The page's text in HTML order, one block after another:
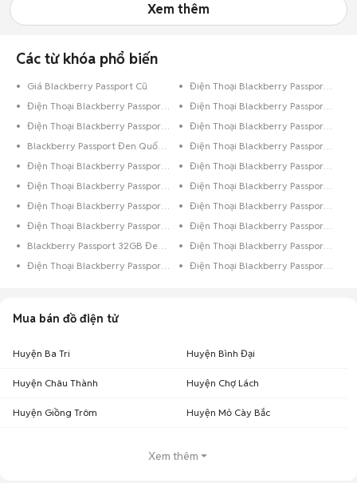
Xem thêm
Các từ khóa phổ biến
Giá Blackberry Passport Cũ
Điện Thoại Blackberry Passport Vàng
Điện Thoại Blackberry Passport Trên 256GB Trắng
Điện Thoại Blackberry Passport Trên 256GB Bạc
Điện Thoại Blackberry Passport Dưới 8GB Đen
Điện Thoại Blackberry Passport Dưới 8GB Bạc
Blackberry Passport Đen Quốc Tế
Điện Thoại Blackberry Passport Đen
Điện Thoại Blackberry Passport Bạc
Điện Thoại Blackberry Passport 8GB Đen Bóng
Điện Thoại Blackberry Passport 8GB Đen
Điện Thoại Blackberry Passport 8GB Bạc
Điện Thoại Blackberry Passport 64GB Xám
Điện Thoại Blackberry Passport 64GB Đen Bóng
Điện Thoại Blackberry Passport 64GB Đen
Điện Thoại Blackberry Passport 64GB Bạc
Blackberry Passport 32GB Đen Quốc Tế
Điện Thoại Blackberry Passport 32GB Xanh Dương
Điện Thoại Blackberry Passport 32GB Xám
Điện Thoại Blackberry Passport 32GB Trắng
Mua bán đồ điện tử
Huyện Ba Tri Huyện Bình Đại
Huyện Châu Thành Huyện Chợ Lách
Huyện Giồng Trôm Huyện Mỏ Cày Bắc
Xem thêm